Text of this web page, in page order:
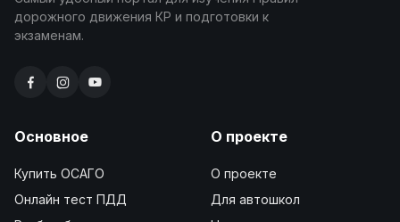
дорожного движения КР и подготовки к
экзаменам.
Основное
Купить ОСАГО
Онлайн тест ПДД
О проекте
О проекте
Для автошкол